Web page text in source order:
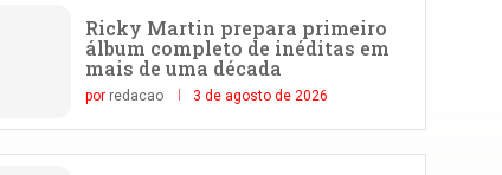
Ricky Martin prepara primeiro
álbum completo de inéditas em
mais de uma década
por redacao 3 de agosto de 2026